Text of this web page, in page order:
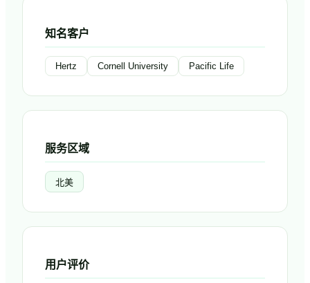
知名客户
Hertz Cornell University Pacific Life
服务区域
北美
用户评价